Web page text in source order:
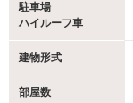
駐車場
ハイルーフ車
建物形式
部屋数